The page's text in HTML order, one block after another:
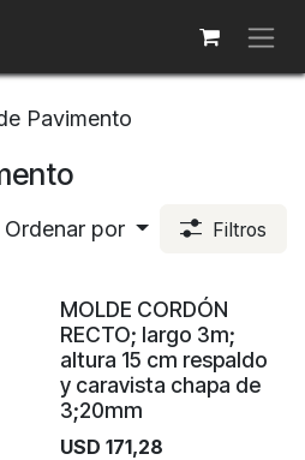
Pavimento
Ordenar por Filtros
MOLDE CORDÓN
RECTO; largo 3m;
altura 15 cm respaldo
y caravista chapa de
3;20mm
USD 171,28